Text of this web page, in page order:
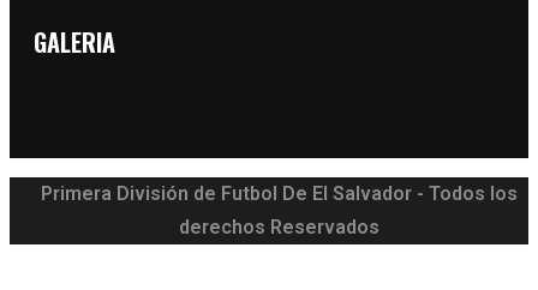
GALERIA
Primera División de Futbol De El Salvador - Todos los
derechos Reservados